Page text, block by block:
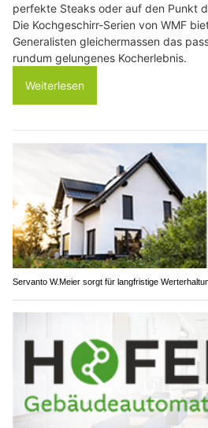
perfekte Steaks oder auf den Punkt
Die Kochgeschirr-Serien von WMF
Generalisten gleichermassen das
rundum gelungenes Kocherlebnis.
Weiterlesen
Servanto W.Meier sorgt für langfristige